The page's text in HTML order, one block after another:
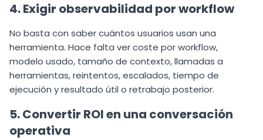
4. Exigir observabilidad por workflow
No basta con saber cuántos usuarios usan una
herramienta. Hace falta ver coste por workflow,
modelo usado, tamaño de contexto, llamadas a
herramientas, reintentos, escalados, tiempo de
ejecución y resultado útil o retrabajo posterior.
5. Convertir ROI en una conversación
operativa